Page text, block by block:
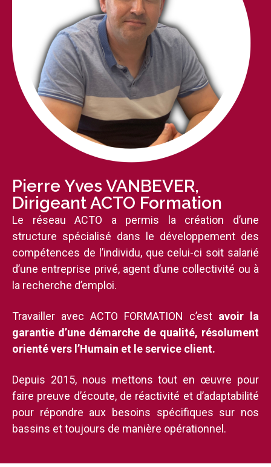
Pierre Yves VANBEVER,
Dirigeant ACTO Formation
Le réseau ACTO a permis la création d’une
structure spécialisé dans le développement des
compétences de l’individu, que celui-ci soit salarié
d’une entreprise privé, agent d’une collectivité ou à
la recherche d’emploi.
Travailler avec ACTO FORMATION c’est avoir la
garantie d’une démarche de qualité, résolument
orienté vers l’Humain et le service client.
Depuis 2015, nous mettons tout en œuvre pour
faire preuve d’écoute, de réactivité et d’adaptabilité
pour répondre aux besoins spécifiques sur nos
bassins et toujours de manière opérationnel.